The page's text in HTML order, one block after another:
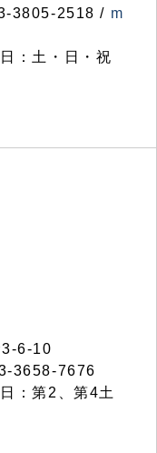
3805-2518 / m
：土・日・祝
6-10
3658-7676
：第2、第4土